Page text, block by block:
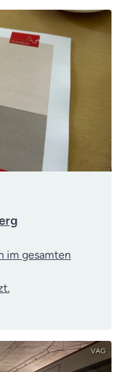
im gesamten
VAG